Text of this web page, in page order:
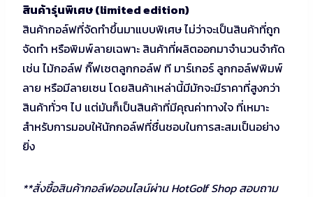
สินค้ารุ่นพิเศษ (limited edition)
สินค้ากอล์ฟที่จัดทำขึ้นมาแบบพิเศษ ไม่ว่าจะเป็นสินค้าที่ถูก
จัดทำ หรือพิมพ์ลายเฉพาะ สินค้าที่ผลิตออกมาจำนวนจำกัด
เช่น ไม้กอล์ฟ กิ๊ฟเซตลูกกอล์ฟ ที มาร์เกอร์ ลูกกอล์ฟพิมพ์
ลาย หรือมีลายเซน โดยสินค้าเหล่านี้มีมักจะมีราคาที่สูงกว่า
สินค้าทั่วๆ ไป แต่มันก็เป็นสินค้าที่มีคุณค่าทางใจ ที่เหมาะ
สำหรับการมอบให้นักกอล์ฟที่ชื่นชอบในการสะสมเป็นอย่าง
ยิ่ง
**สั่งซื้อสินค้ากอล์ฟออนไลน์ผ่าน HotGolf Shop สอบถาม